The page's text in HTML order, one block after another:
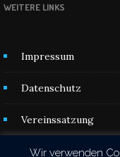
WEITERE LINKS
Impressum
Datenschutz
Vereinssatzung
Kontakt
Wir verwenden